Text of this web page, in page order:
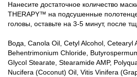
Нанесите достаточное количество
THERAPY™ на подсушенные
головы, оставьте на 3-5 минут, после
Вода, Canola Oil, Cetyl Alcohol, Cetearyl
Behentrimonium Chloride,
Glycol Stearate, Stearamide AMP,
Nucifera (Coconut) Oil, Vitis Vinifera